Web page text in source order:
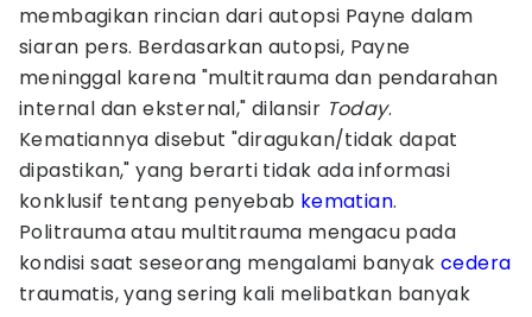
membagikan rincian dari autopsi Payne dalam
siaran pers. Berdasarkan autopsi, Payne
meninggal karena "multitrauma dan pendarahan
internal dan eksternal," dilansir Today.
Kematiannya disebut "diragukan/tidak dapat
dipastikan," yang berarti tidak ada informasi
konklusif tentang penyebab kematian.
Politrauma atau multitrauma mengacu pada
kondisi saat seseorang mengalami banyak cedera
traumatis, yang sering kali melibatkan banyak